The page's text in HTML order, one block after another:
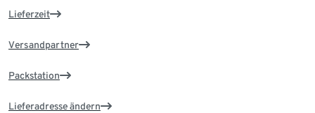
Lieferzeit
Versandpartner
Packstation
Lieferadresse ändern